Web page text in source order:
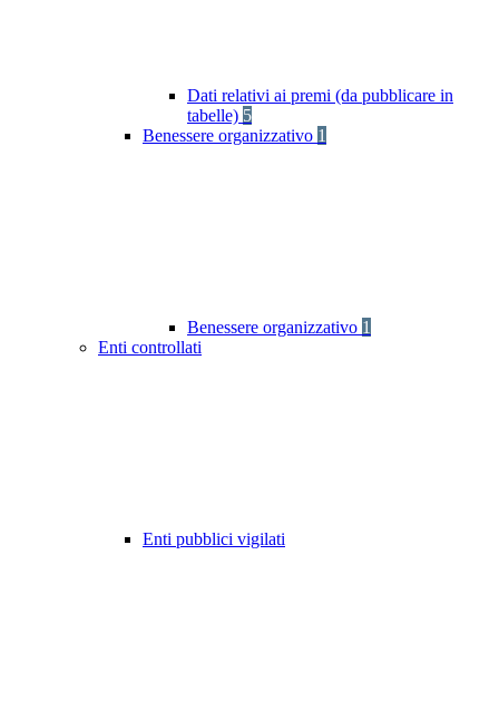
Dati relativi ai premi (da pubblicare in
tabelle) 5
Benessere organizzativo 1
Benessere organizzativo 1
Enti controllati
Enti pubblici vigilati